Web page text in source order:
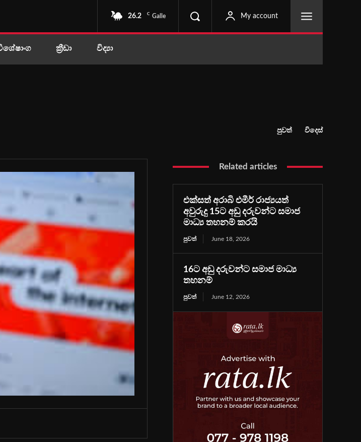
26.2 C Galle My account
ක්‍රීඩා විද්‍යා
පුවත් විදෙස්
Related articles
එක්සත් අරාබි එමීර් රාජ්‍යයත්
අවුරුදු 15ට අඩු දරුවන්ට සමාජ
මාධ්‍ය තහනම් කරයි
පුවත් June 18, 2026
16ට අඩු දරුවන්ට සමාජ මාධ්‍ය
තහනම්
පුවත් June 12, 2026